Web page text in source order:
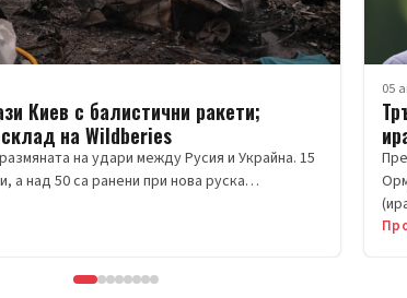
Киев с балистични ракети;
на Wildberies
на удари между Русия и Украйна. 15
а над 50 са ранени при нова руска…
05